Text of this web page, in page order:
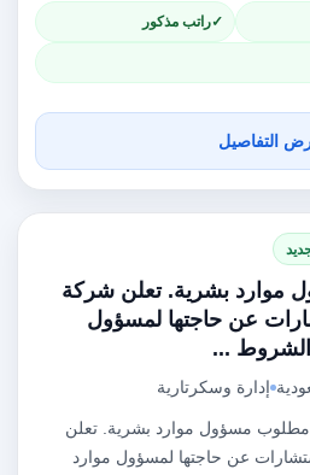
راتب مذكور
التفاصيل
موارد بشرية. تعلن شركة
عن حاجتها لمسؤول
الشروط ...
إدارة وسكرتارية
مطلوب مسؤول موارد بشرية. تعلن
عن حاجتها لمسؤول موارد